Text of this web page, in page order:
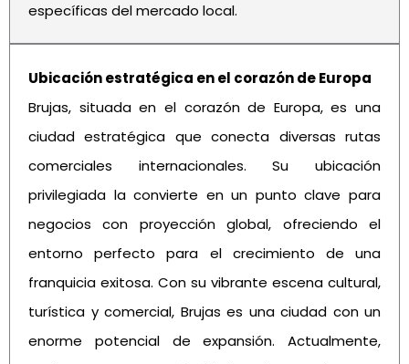
específicas del mercado local.
Ubicación estratégica en el corazón de Europa
Brujas, situada en el corazón de Europa, es una
ciudad estratégica que conecta diversas rutas
comerciales internacionales. Su ubicación
privilegiada la convierte en un punto clave para
negocios con proyección global, ofreciendo el
entorno perfecto para el crecimiento de una
franquicia exitosa. Con su vibrante escena cultural,
turística y comercial, Brujas es una ciudad con un
enorme potencial de expansión. Actualmente,